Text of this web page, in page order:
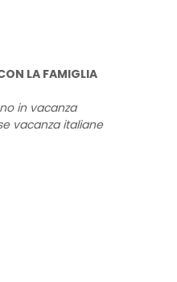
LA FAMIGLIA
in vacanza
vacanza italiane